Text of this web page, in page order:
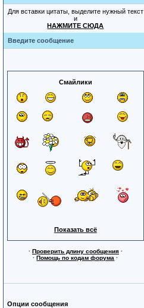
Для вставки цитаты, выделите нужный текст
и
НАЖМИТЕ СЮДА
Введите сообщение
Смайлики
Показать всё
· Проверить длину сообщения·
·Помощь по кодам форума ·
Опции сообщения